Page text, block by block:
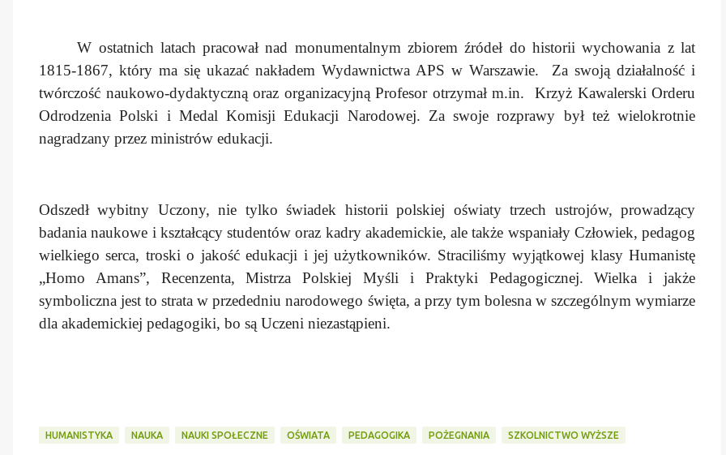
W ostatnich latach pracował nad monumentalnym zbiorem źródeł do historii wychowania z lat
1815-1867, który ma się ukazać nakładem Wydawnictwa APS w Warszawie. Za swoją działalność i
twórczość naukowo-dydaktyczną oraz organizacyjną Profesor otrzymał m.in. Krzyż Kawalerski Orderu
Odrodzenia Polski i Medal Komisji Edukacji Narodowej. Za swoje rozprawy był też wielokrotnie
nagradzany przez ministrów edukacji.
Odszedł wybitny Uczony, nie tylko świadek historii polskiej oświaty trzech ustrojów, prowadzący
badania naukowe i kształcący studentów oraz kadry akademickie, ale także wspaniały Człowiek, pedagog
wielkiego serca, troski o jakość edukacji i jej użytkowników. Straciliśmy wyjątkowej klasy Humanistę
„Homo Amans”, Recenzenta, Mistrza Polskiej Myśli i Praktyki Pedagogicznej. Wielka i jakże
symboliczna jest to strata w przededniu narodowego święta, a przy tym bolesna w szczególnym wymiarze
dla akademickiej pedagogiki, bo są Uczeni niezastąpieni.
HUMANISTYKA NAUKA NAUKI SPOŁECZNE OŚWIATA PEDAGOGIKA POŻEGNANIA SZKOLNICTWO WYŻSZE